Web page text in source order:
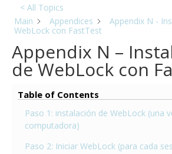
< All Topics
Main
Appendices
Appendix N -
WebLock con FastTest
Appendix N –
de WebLock con
Table of Contents
Paso 1: instalación de WebLock (una
computadora)
Paso 2: Iniciar WebLock (para cada